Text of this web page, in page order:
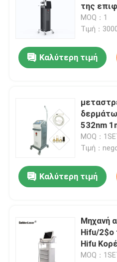
της
με
MOQ：1
Τιμή：
Καλύτερη τιμή
532nm
MOQ：
Τιμή：
Καλύτερη τιμή
Μηχανή
Hifu/2$ο
Hifu
σώμα
MOQ：